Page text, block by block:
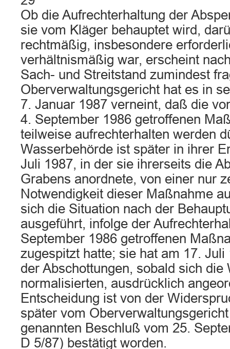
Ob die Aufrechterhaltung der
sie vom Kläger behauptet wird,
rechtmäßig, insbesondere
verhältnismäßig war, erscheint
Sach- und Streitstand zumindest
Oberverwaltungsgericht hat es in
7. Januar 1987 verneint, daß die
4. September 1986 getroffenen
teilweise aufrechterhalten werden
Wasserbehörde ist später in ihrer
Juli 1987, in der sie ihrerseits die
Grabens anordnete, von einer nur
Notwendigkeit dieser Maßnahme
sich die Situation nach der
ausgeführt, infolge der
September 1986 getroffenen
zugespitzt hatte; sie hat am 17. Juli
der Abschottungen, sobald sich die
normalisierten, ausdrücklich
Entscheidung ist von der
später vom
genannten Beschluß vom 25.
D 5/87) bestätigt worden.